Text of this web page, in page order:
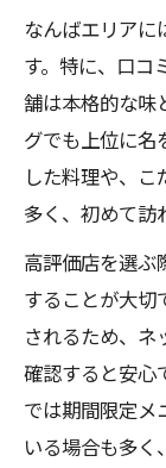
集
高評
内
駅近
難波
大阪難波
大阪
なん
難波
駅構
なんばエリアに
す。特に、口コ
舗は本格的な味
グでも上位に名
した料理や、
多く、初めて訪
高評価店を選ぶ
することが大切
されるため、ネ
確認すると安心
では期間限定メ
いる場合も多く